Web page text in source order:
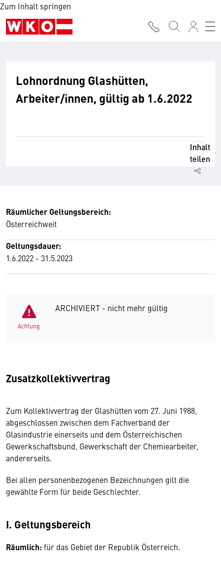
Zum Inhalt springen
Lohnordnung Glashütten,
Arbeiter/innen, gültig ab 1.6.2022
Inhalt
teilen
Räumlicher Geltungsbereich:
Österreichweit
Geltungsdauer:
1.6.2022 - 31.5.2023
Achtung
ARCHIVIERT - nicht mehr gültig
Zusatzkollektivvertrag
Zum Kollektivvertrag der Glashütten vom 27. Juni 1988,
abgeschlossen zwischen dem Fachverband der
Glasindustrie einerseits und dem Österreichischen
Gewerkschaftsbund, Gewerkschaft der Chemiearbeiter,
andererseits.
Bei allen personenbezogenen Bezeichnungen gilt die
gewählte Form für beide Geschlechter.
I. Geltungsbereich
Räumlich: für das Gebiet der Republik Österreich.